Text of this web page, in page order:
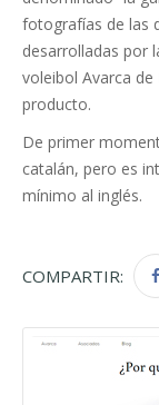
fotografías de las
desarrolladas por
voleibol Avarca
producto.
De primer
catalán, pero es
mínimo al inglés.
COMPARTIR: